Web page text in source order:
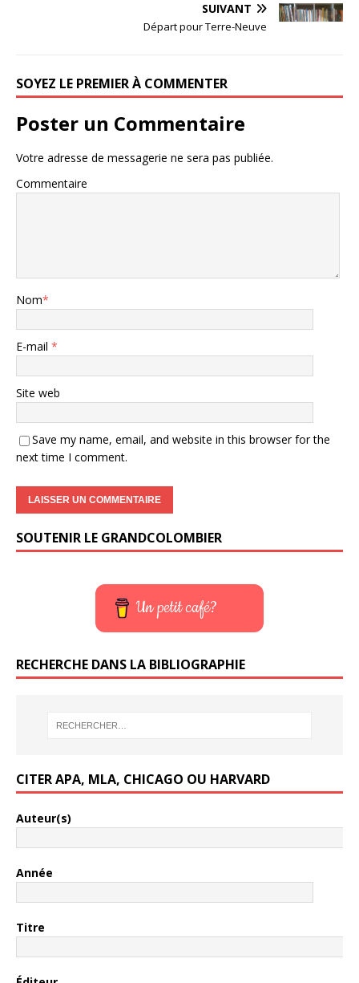
SUIVANT
Départ pour Terre-Neuve
SOYEZ LE PREMIER À COMMENTER
Poster un Commentaire
Votre adresse de messagerie ne sera pas publiée.
Commentaire
Nom*
E-mail *
Site web
Save my name, email, and website in this browser for the
next time I comment.
SOUTENIR LE GRANDCOLOMBIER
Un petit café?
RECHERCHE DANS LA BIBLIOGRAPHIE
CITER APA, MLA, CHICAGO OU HARVARD
Auteur(s)
Année
Titre